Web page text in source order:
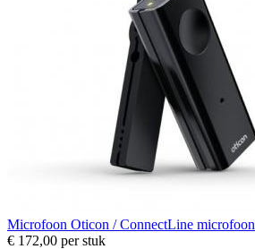
Microfoon Oticon / ConnectLine microfoon
€ 172,00 per stuk